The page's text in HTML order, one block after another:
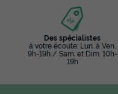
Des spécialistes
à votre écoute: Lun. à Ven.
9h-19h / Sam. et Dim. 10h-
19h